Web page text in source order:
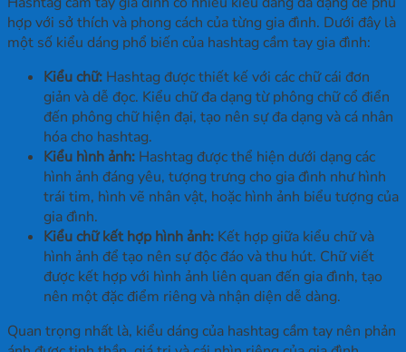
hợp với sở thích và phong cách của từng gia đình. Dưới đây là
một số kiểu dáng phổ biến của hashtag cầm tay gia đình:
Kiểu chữ: Hashtag được thiết kế với các chữ cái đơn
giản và dễ đọc. Kiểu chữ đa dạng từ phông chữ cổ điển
đến phông chữ hiện đại, tạo nên sự đa dạng và cá nhân
hóa cho hashtag.
Kiểu hình ảnh: Hashtag được thể hiện dưới dạng các
hình ảnh đáng yêu, tượng trưng cho gia đình như hình
trái tim, hình vẽ nhân vật, hoặc hình ảnh biểu tượng của
gia đình.
Kiểu chữ kết hợp hình ảnh: Kết hợp giữa kiểu chữ và
hình ảnh để tạo nên sự độc đáo và thu hút. Chữ viết
được kết hợp với hình ảnh liên quan đến gia đình, tạo
nên một đặc điểm riêng và nhận diện dễ dàng.
Quan trọng nhất là, kiểu dáng của hashtag cầm tay nên phản